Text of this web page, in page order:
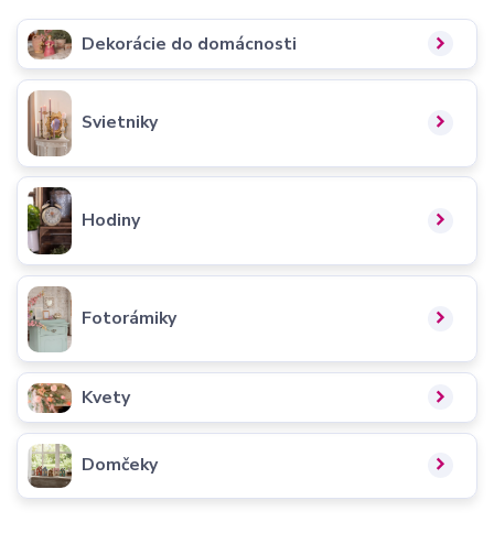
Dekorácie do domácnosti
Svietniky
Hodiny
Fotorámiky
Kvety
Domčeky